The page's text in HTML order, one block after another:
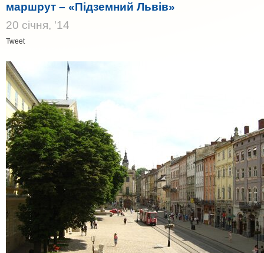
маршрут – «Підземний Львів»
20 cічня, '14
Tweet